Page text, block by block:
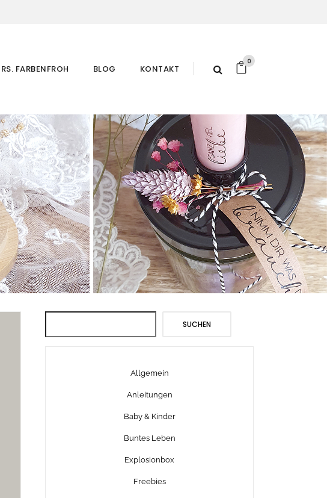
FARBENFROH BLOG KONTAKT
0
SUCHEN
Allgemein
Anleitungen
Baby & Kinder
Buntes Leben
Explosionbox
Freebies